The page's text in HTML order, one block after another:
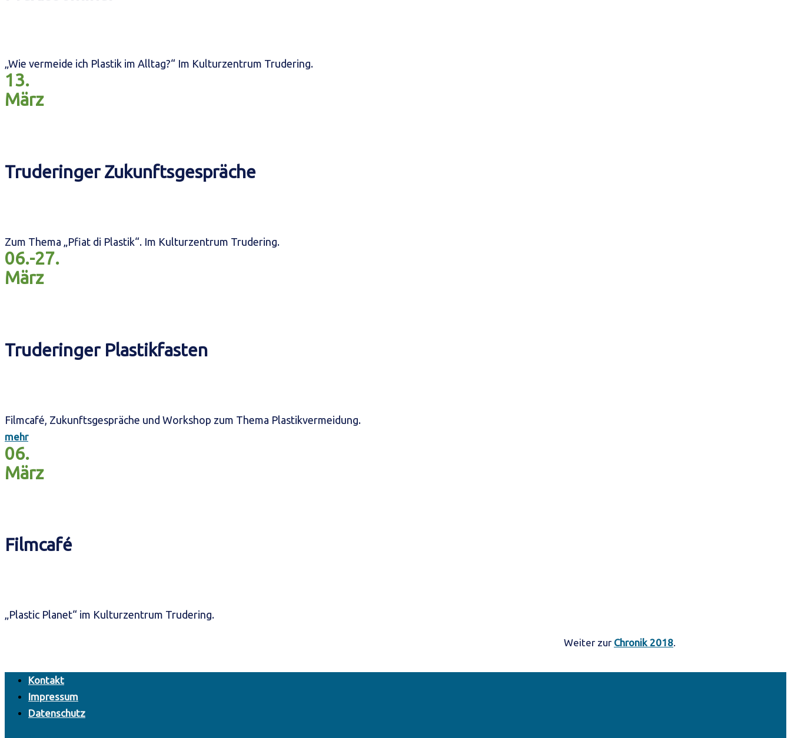
„Wie vermeide ich Plastik im Alltag?“ Im Kulturzentrum Trudering.
13.
März
Truderinger Zukunftsgespräche
Zum Thema „Pfiat di Plastik“. Im Kulturzentrum Trudering.
06.-27.
März
Truderinger Plastikfasten
Filmcafé, Zukunftsgespräche und Workshop zum Thema Plastikvermeidung.
mehr
06.
März
Filmcafé
„Plastic Planet“ im Kulturzentrum Trudering.
Weiter zur Chronik 2018.
Kontakt
Impressum
Datenschutz